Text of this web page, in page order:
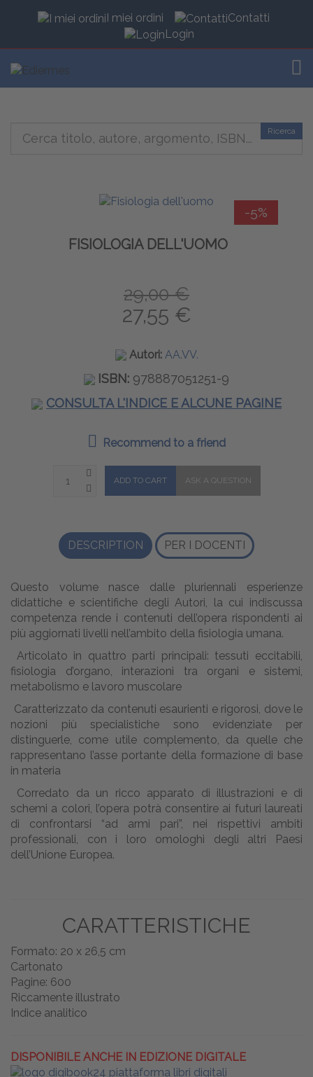
I miei ordini
Contatti
Login
Ricerca
-5%
FISIOLOGIA DELL'UOMO
29,00 €
27,55 €
Autori: AA.VV.
ISBN: 978887051251-9
CONSULTA L'INDICE E ALCUNE PAGINE
Recommend to a friend
DESCRIPTION PER I DOCENTI
Questo volume nasce dalle pluriennali esperienze
didattiche e scientifiche degli Autori, la cui indiscussa
competenza rende i contenuti dell’opera rispondenti ai
più aggiornati livelli nell’ambito della fisiologia umana.
Articolato in quattro parti principali: tessuti eccitabili,
fisiologia d’organo, interazioni tra organi e sistemi,
metabolismo e lavoro muscolare
Caratterizzato da contenuti esaurienti e rigorosi, dove le
nozioni più specialistiche sono evidenziate per
distinguerle, come utile complemento, da quelle che
rappresentano l’asse portante della formazione di base
in materia
Corredato da un ricco apparato di illustrazioni e di
schemi a colori, l’opera potrà consentire ai futuri laureati
di confrontarsi “ad armi pari”, nei rispettivi ambiti
professionali, con i loro omologhi degli altri Paesi
dell’Unione Europea.
CARATTERISTICHE
Formato: 20 x 26,5 cm
Cartonato
Pagine: 600
Riccamente illustrato
Indice analitico
DISPONIBILE ANCHE IN EDIZIONE DIGITALE